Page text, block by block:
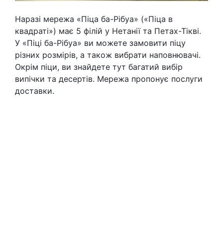
Наразі мережа «Піца ба-Рібуа» («Піца в
квадраті») має 5 філій у Нетанії та Петах-Тікві.
У «Піці ба-Рібуа» ви можете замовити піцу
різних розмірів, а також вибрати наповнювачі.
Окрім піци, ви знайдете тут багатий вибір
випічки та десертів. Мережа пропонує послуги
доставки.